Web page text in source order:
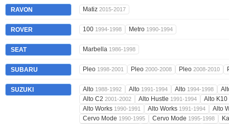
RAVON Matiz 2015-2017
ROVER 100 1994-1998 Metro 1990-1994
SEAT Marbella 1986-1998
SUBARU Pleo 1998-2001 Pleo 2000-2008 Pleo 2008-2010
SUZUKI Alto 1988-1992 Alto 1991-1994 Alto 1994-1998
Alto C2 2001-2002 Alto Hustle 1991-1994
Alto K10
Alto Works 1990-1991 Alto Works 1991-1994
Alto
Cervo Mode 1990-1995 Cervo Mode 1995-1998